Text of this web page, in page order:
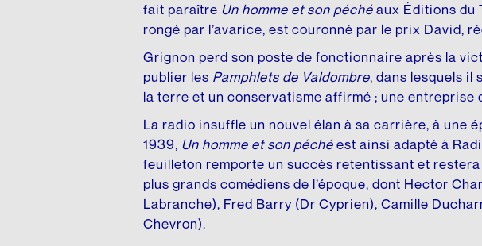
fait paraître Un homme et son péchéaux Éditions du
rongé par l’avarice, est couronné par le prix David,
Grignon perd son poste de fonctionnaire après la
publier les Pamphlets de Valdombre, dans lesquels il
la terre et un conservatisme affirmé ; une entreprise
La radio insuffle un nouvel élan à sa carrière, à une
1939, Un homme et son péchéest ainsi adapté à
feuilleton remporte un succès retentissant et restera
plus grands comédiens de l’époque, dont Hector
Labranche), Fred Barry (Dr Cyprien), Camille
Chevron).